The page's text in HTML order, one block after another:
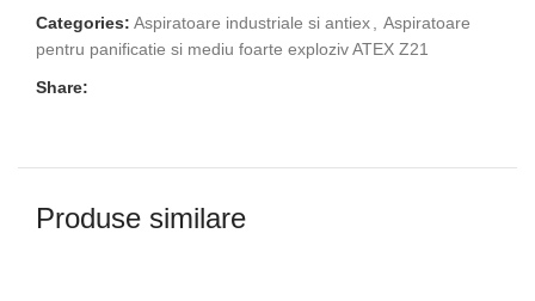
Categories: Aspiratoare industriale si antiex, Aspiratoare
pentru panificatie si mediu foarte exploziv ATEX Z21
Share:
Produse similare